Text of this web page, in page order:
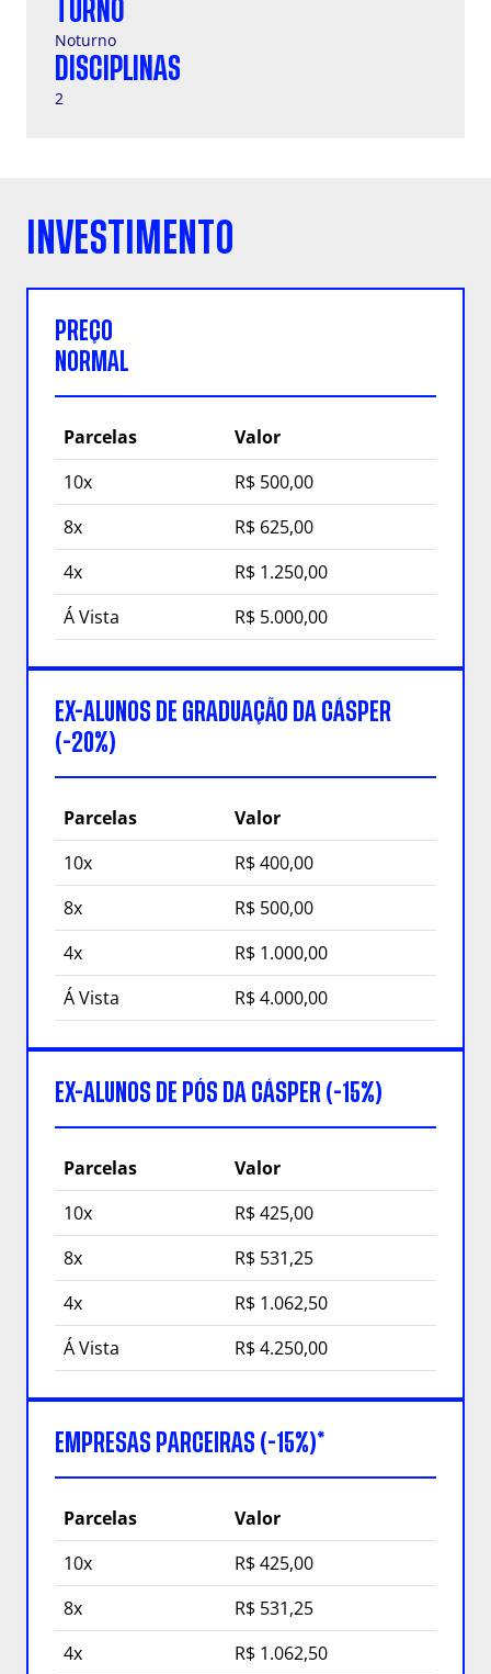
TURNO
Noturno
DISCIPLINAS
2
INVESTIMENTO
PREÇO
NORMAL
Parcelas
Valor
10x
R$ 500,00
8x
R$ 625,00
4x
R$ 1.250,00
Á Vista
R$ 5.000,00
EX-ALUNOS DE GRADUAÇÃO DA CÁSPER
(-20%)
Parcelas
Valor
10x
R$ 400,00
8x
R$ 500,00
4x
R$ 1.000,00
Á Vista
R$ 4.000,00
EX-ALUNOS DE PÓS DA CÁSPER (-15%)
Parcelas
Valor
10x
R$ 425,00
8x
R$ 531,25
4x
R$ 1.062,50
Á Vista
R$ 4.250,00
EMPRESAS PARCEIRAS (-15%)*
Parcelas
Valor
10x
R$ 425,00
8x
R$ 531,25
4x
R$ 1.062,50